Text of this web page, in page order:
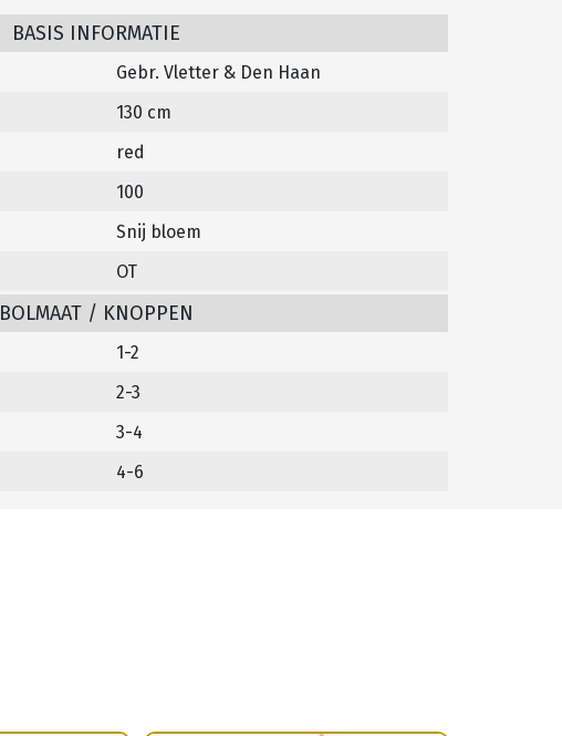
BASIS INFORMATIE
Gebr. Vletter & Den Haan
130 cm
red
100
Snij bloem
OT
BOLMAAT / KNOPPEN
1-2
2-3
3-4
4-6